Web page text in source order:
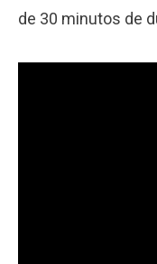
de 30 minutos de